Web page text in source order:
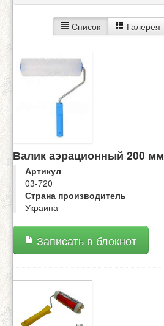
Список Галерея
Валик аэрационный 200 мм
Артикул
03-720
Страна производитель
Украина
Записать в блокнот